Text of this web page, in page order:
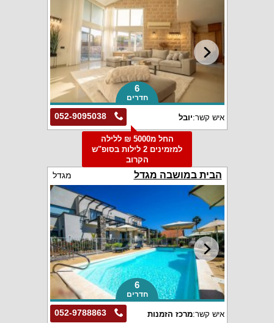
6
חדרים
052-9095038 איש קשר:יובל
החל מ5000 ₪ ללילה
למזמינים 2 לילות בסופ"ש
הקרוב
הבית במושבה מגדל מגדל
6
חדרים
052-9788863 איש קשר:מרכז הזמנות